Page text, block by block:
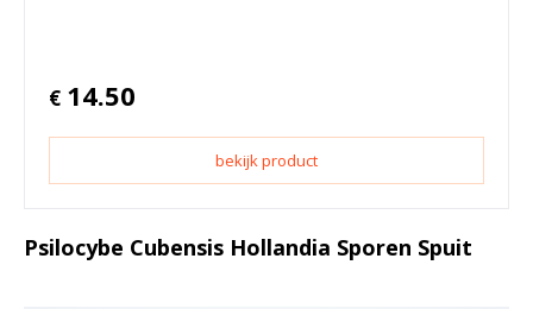
€ 14.50
bekijk product
Psilocybe Cubensis Hollandia Sporen Spuit